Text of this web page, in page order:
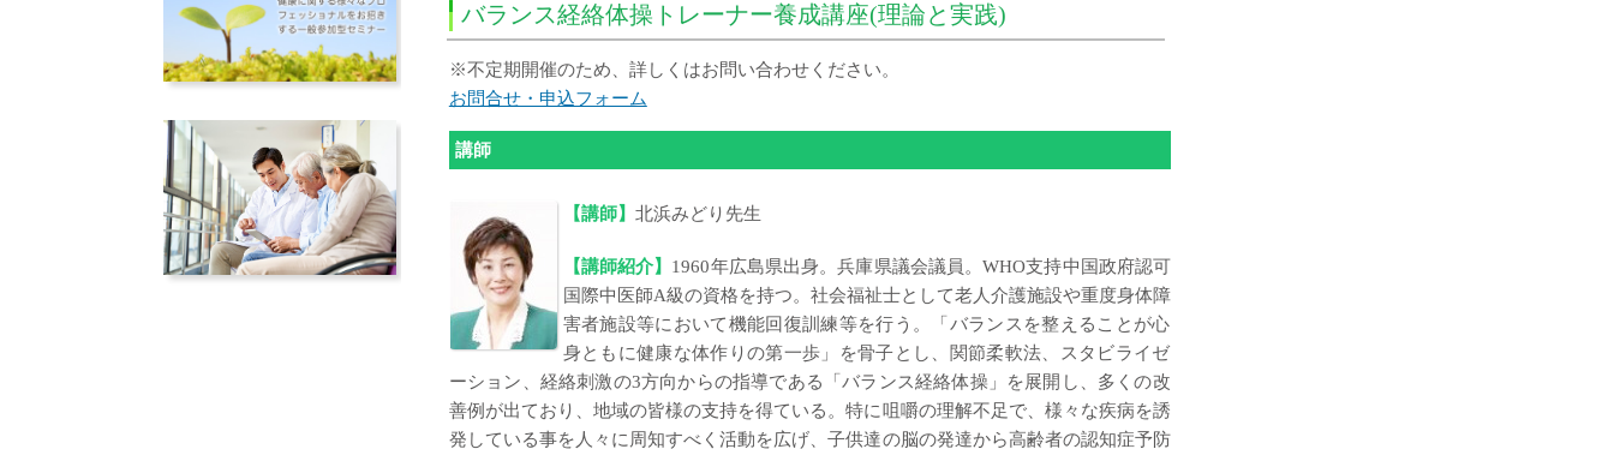
バランス経絡体操トレーナー養成講座(理論と実践)
※不定期開催のため、詳しくはお問い合わせください。
お問合せ・申込フォーム
講師
【講師】 北浜みどり先生
【講師紹介】 1960年広島県出身。兵庫県議会議員。WHO支持中国政府認可
国際中医師A級の資格を持つ。社会福祉士として老人介護施設や重度身体障
害者施設等において機能回復訓練等を行う。「バランスを整えることが心
身ともに健康な体作りの第一歩」を骨子とし、関節柔軟法、スタビライゼ
ーション、経絡刺激の3方向からの指導である「バランス経絡体操」を展開し、 多くの改
善例が出ており、地域の皆様の支持を得ている。特に咀嚼の理解不足で、様々な疾病を誘
発している事を人々に周知すべく活動を広げ、子供達の脳の発達から高齢者の認知症予防